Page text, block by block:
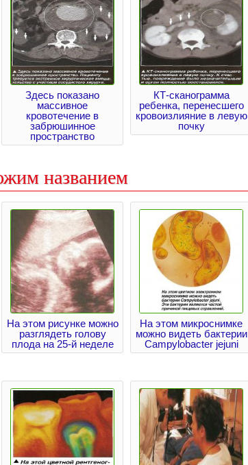
Здесь показано
массивное
кровотечение в
забрюшинное
пространство
КТ-сканограмма
ребенка, перенесшего
кровоизлияние в левую
почку
названием
На этом рисунке можно
разглядеть голову
плода на 25-й неделе
На этом микроснимке
можно видеть бактерии
Campylobacter jejuni